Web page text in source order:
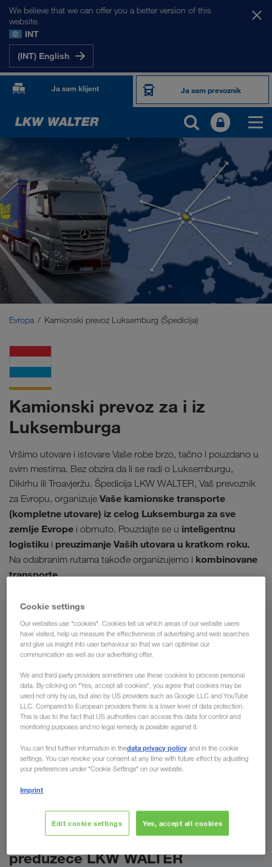
We believe that we can offer you a better version of this
website.
INT
(INT) English
Ja sam klijent Ja sam prevoznik
NAŠA TRŽIŠTA
Evropa
Centralna Azija
Rusija
Bliski Istok
Evropa Kamionski prevoz Luksemburg (Špedicija)
Kamionski prevoz za i iz
Luksemburga
Vršimo utovare i istovare Vaše robe brzo, tačno i pouzdano u
svim mestima. Bez obzira da li se radi o Luksemburgu,
Dikirhu ili Troavjeržu. Špedicija LKW WALTER, Vaš prevoznik
za Evropu, organizuje Vaše kamionske transporte
(kompletne utovare) iz celog Luksemburga za sve
zemlje Evrope i obrnuto. Pouzdajte se u inteligentnu
logistiku i preuzimanje Vaših utovara u kratkom roku.
Na odabranim rutama takođe organizujemo i kombinovane
transporte.
Bosna i Hercegovina
Za
Pošaljite nam sada Vaš upit
Prednosti koje Vam pruža
preduzeće LKW WALTER
Cookie settings
Our websites use "cookies". Cookies tell us which areas of our website users
have visited, help us measure the effectiveness of advertising and web searches
and give us insight into user behaviour so that we can optimise our
communication as well as our advertising offer.
We and third-party providers sometimes use these cookies to process personal
data. By clicking on "Yes, accept all cookies", you agree that cookies may be
used not only by us, but also by US providers such as Google LLC and YouTube
LLC. Compared to European providers there is a lower level of data protection.
This is due to the fact that US authorities can access this data for control and
monitoring purposes and no legal remedy is possible against it.
You can find further information in thedata privacy policy and in the cookie
settings. You can revoke your consent at any time with future effect by adjusting
your preferences under "Cookie Settings" on our website.
Imprint
Edit cookie settings Yes, accept all cookies